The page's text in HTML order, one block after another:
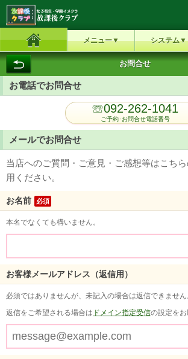
ホーム
メニュー システム
お問合せ
お電話でお問合せ
☏092-262-1041
ご予約･お問合せ電話番号
メールでお問合せ
当店へのご質問・ご意見・ご感想等はこち
用ください。
お名前 必須
本名でなくても構いません。
お客様メールアドレス（返信用）
必須ではありませんが、未記入の場合は返信できません
返信をご希望される場合は ドメイン指定受信の設定をお